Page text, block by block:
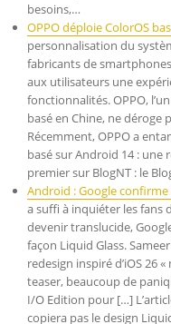
besoins,…
OPPO déploie ColorOS
personnalisation du
fabricants de
aux utilisateurs une
fonctionnalités. OPPO,
basé en Chine, ne déroge
Récemment, OPPO a
basé sur Android 14 :
premier sur BlogNT : le
Android : Google confirme
a suffi à inquiéter les fans
devenir translucide,
façon Liquid Glass.
redesign inspiré d’iOS 26
teaser, beaucoup de
I/O Edition pour […]
copiera pas le design